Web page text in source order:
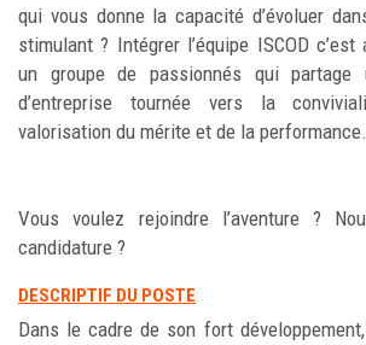
qui vous donne la capacité d’évoluer
stimulant ? Intégrer l’équipe ISCOD
un groupe de passionnés qui partage
d’entreprise tournée vers la
valorisation du mérite et de la performance.
Vous voulez rejoindre l’aventure ?
candidature ?
DESCRIPTIF DU POSTE
Dans le cadre de son fort